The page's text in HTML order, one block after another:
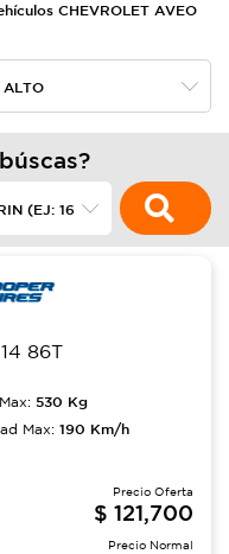
CHEVROLET AVEO
86T
530 Kg
Max: 190 Km/h
Precio Oferta
$ 121,700
Precio Normal